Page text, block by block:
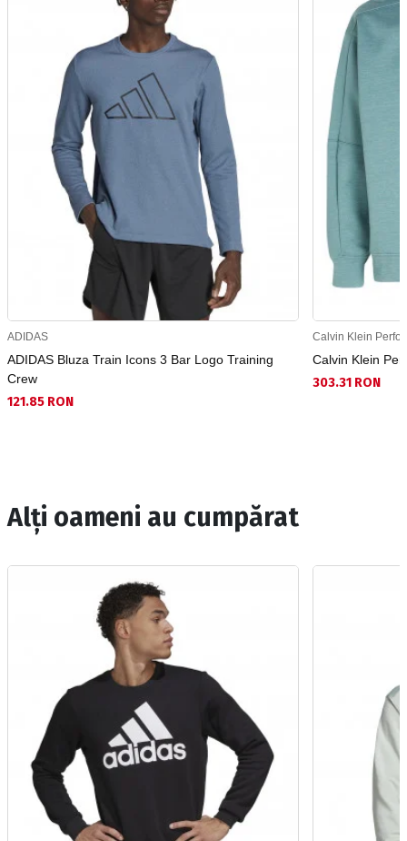
ADIDAS
ADIDAS Bluza Train Icons 3 Bar Logo Training
Crew
121.85 RON
Calvin Klein
Calvin Klein
303.31 RON
Alți oameni au cumpărat